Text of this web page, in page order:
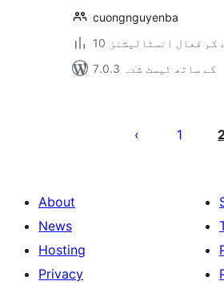
cuongnguyenba
سے کم فعال انسٹالیشنز
7.0.3 کے ساتھ ٹیسٹ شدہ
pagination
1
About
News
Hosting
Privacy